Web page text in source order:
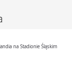
na Stadionie Śląskim